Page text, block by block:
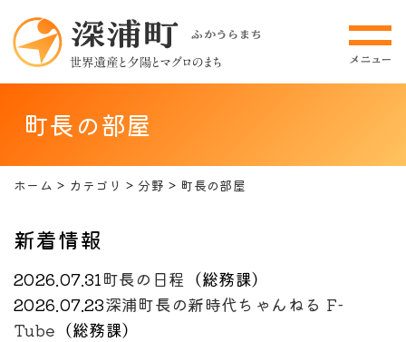
町長の部屋
ホーム カテゴリ 分野 町長の部屋
新着情報
2026.07.31町長の日程 （総務課）
2026.07.23深浦町長の新時代ちゃんねる F-
Tube （総務課）